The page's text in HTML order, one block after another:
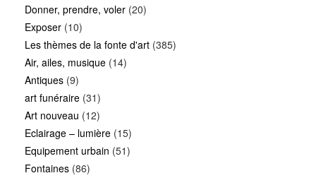
Donner, prendre, voler (20)
Exposer (10)
Les thèmes de la fonte d'art (385)
Air, ailes, musique (14)
Antiques (9)
art funéraire (31)
Art nouveau (12)
Eclairage – lumière (15)
Equipement urbain (51)
Fontaines (86)